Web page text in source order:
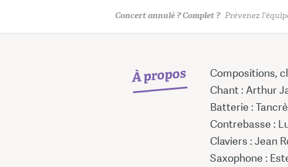
Concert annulé ? Complet ? Prévenez
À propos
Compositions,
Chant : Arthur
Batterie :
Contrebasse :
Claviers : Jean
Saxophone :